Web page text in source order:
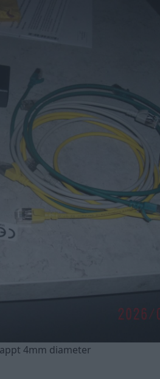
4mm diameter